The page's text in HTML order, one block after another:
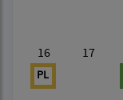
16
PL
17